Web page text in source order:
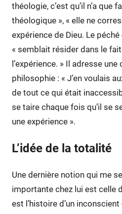
théologie, c’est qu’il n’a que
théologique », « elle ne
expérience de Dieu. Le
« semblait résider dans le
l’expérience. » Il adresse
philosophie : « J’en voulais
de tout ce qui était
se taire chaque fois qu’il se
une expérience ».
L’idée de la totalité
Une dernière notion qui me
importante chez lui est celle
est l’histoire d’un